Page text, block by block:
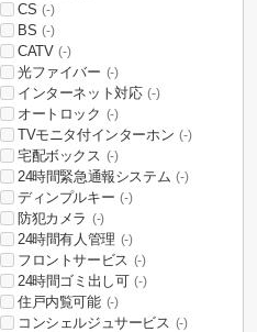
CS (-)
BS (-)
CATV (-)
光ファイバー (-)
インターネット対応 (-)
オートロック (-)
TVモニタ付インターホン (-)
宅配ボックス (-)
24時間緊急通報システム (-)
ディンプルキー (-)
防犯カメラ (-)
24時間有人管理 (-)
フロントサービス (-)
24時間ゴミ出し可 (-)
住戸内覧可能 (-)
コンシェルジュサービス (-)